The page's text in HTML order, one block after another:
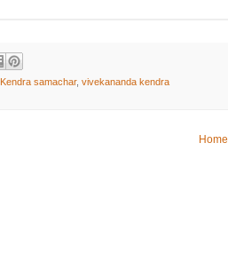
Kendra samachar, vivekananda kendra
Home